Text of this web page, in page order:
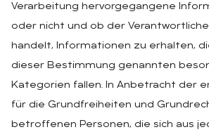
Verarbeitung hervorgegangene
oder nicht und ob der
handelt, Informationen zu erhalten,
dieser Bestimmung genannten
Kategorien fallen. In Anbetracht der
für die Grundfreiheiten und
betroffenen Personen, die sich aus